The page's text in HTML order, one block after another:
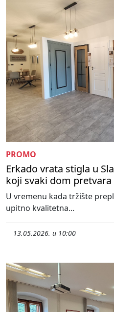
PROMO
Erkado vrata stigla u
koji svaki dom
U vremenu kada tržište
upitno kvalitetna...
13.05.2026. u 10:00